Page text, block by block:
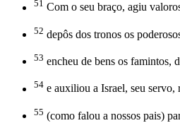
51 Com o seu braço, agiu
52 depôs dos tronos os
53 encheu de bens os famintos,
54 e auxiliou a Israel, seu servo,
55 (como falou a nossos pais)